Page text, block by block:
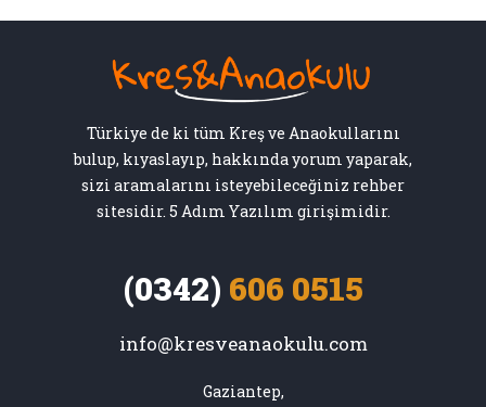
Türkiye de ki tüm Kreş ve Anaokullarını
bulup, kıyaslayıp, hakkında yorum yaparak,
sizi aramalarını isteyebileceğiniz rehber
sitesidir. 5 Adım Yazılım girişimidir.
(0342) 606 0515
info@kresveanaokulu.com
Gaziantep,